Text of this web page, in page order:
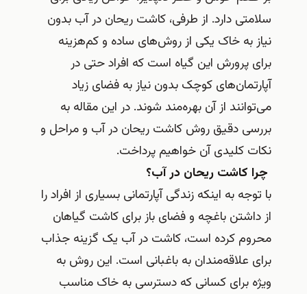
سلامتی دارد. از طرفی، کاشت ریحان در آب بدون
نیاز به خاک یکی از روش‌های ساده و کم‌هزینه
برای پرورش این گیاه است که افراد حتی در
آپارتمان‌های کوچک بدون نیاز به فضای زیاد
می‌توانند از آن بهره‌مند شوند. در این مقاله به
بررسی دقیق روش کاشت ریحان در آب و مراحل و
نکات کلیدی آن خواهیم پرداخت.
چرا کاشت ریحان در آب؟
با توجه به اینکه زندگی آپارتمانی بسیاری از افراد را
از داشتن باغچه و فضای باز برای کاشت گیاهان
محروم کرده است، کاشت در آب یک گزینه جذاب
برای علاقه‌مندان به باغبانی است. این روش به
ویژه برای کسانی که دسترسی به خاک مناسب